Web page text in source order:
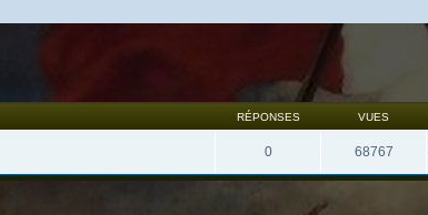
RÉPONSES VUES
0 68767